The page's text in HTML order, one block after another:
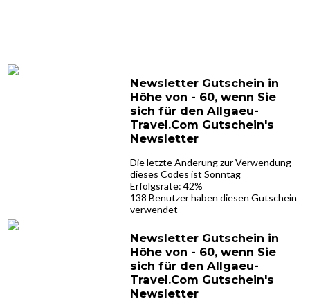
Newsletter Gutschein in
Höhe von - 60, wenn Sie
sich für den Allgaeu-
Travel.Com Gutschein's
Newsletter
Die letzte Änderung zur Verwendung
dieses Codes ist Sonntag
Erfolgsrate: 42%
138 Benutzer haben diesen Gutschein
verwendet
Newsletter Gutschein in
Höhe von - 60, wenn Sie
sich für den Allgaeu-
Travel.Com Gutschein's
Newsletter